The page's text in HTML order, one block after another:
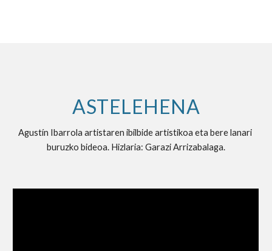
ASTELEHENA
Agustín Ibarrola artistaren ibilbide artistikoa eta bere lanari
buruzko bideoa. Hizlaria: Garazi Arrizabalaga.